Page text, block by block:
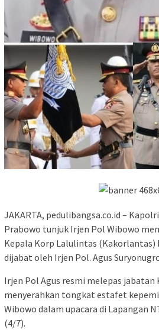
JAKARTA, pedulibangsa.co.id –
Prabowo tunjuk Irjen Pol Wibowo
Kepala Korp Lalulintas (Kakorlantas)
dijabat oleh Irjen Pol. Agus
Irjen Pol Agus resmi melepas
menyerahkan tongkat estafet
Wibowo dalam upacara di Lapangan
(4/7).